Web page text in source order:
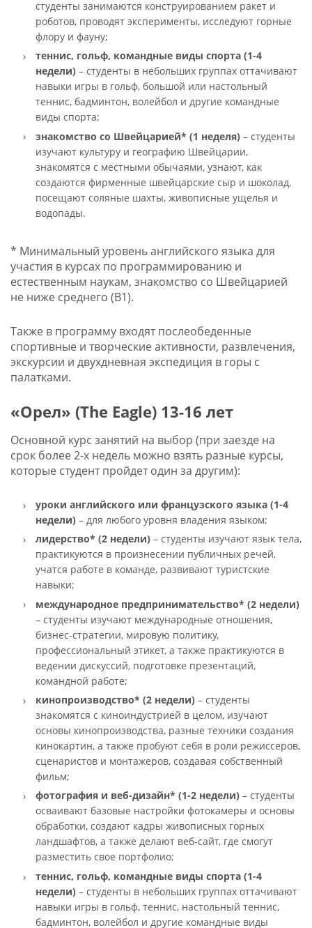
студенты занимаются конструированием ракет и
роботов, проводят эксперименты, исследуют горные
флору и фауну;
теннис, гольф, командные виды спорта (1-4
недели)– студенты в небольших группах оттачивают
навыки игры в гольф, большой или настольный
теннис, бадминтон, волейбол и другие командные
виды спорта;
знакомство со Швейцарией* (1 неделя)– студенты
изучают культуру и географию Швейцарии,
знакомятся с местными обычаями, узнают, как
создаются фирменные швейцарские сыр и шоколад,
посещают соляные шахты, живописные ущелья и
водопады.
* Минимальный уровень английского языка для
участия в курсах по программированию и
естественным наукам, знакомство со Швейцарией
не ниже среднего (B1).
Также в программу входят послеобеденные
спортивные и творческие активности, развлечения,
экскурсии и двухдневная экспедиция в горы с
палатками.
«Орел» (The Eagle) 13-16 лет
Основной курс занятий на выбор (при заезде на
срок более 2-х недель можно взять разные курсы,
которые студент пройдет один за другим):
уроки английского или французского языка (1-4
недели)– для любого уровня владения языком;
лидерство* (2 недели)– студенты изучают язык тела,
практикуются в произнесении публичных речей,
учатся работе в команде, развивают туристские
навыки;
международное предпринимательство* (2 недели)
– студенты изучают международные отношения,
бизнес-стратегии, мировую политику,
профессиональный этикет, а также практикуются в
ведении дискуссий, подготовке презентаций,
командной работе;
кинопроизводство* (2 недели)– студенты
знакомятся с киноиндустрией в целом, изучают
основы кинопроизводства, разные техники создания
кинокартин, а также пробуют себя в роли режиссеров,
сценаристов и монтажеров, создавая собственный
фильм;
фотография и веб-дизайн* (1-2 недели)– студенты
осваивают базовые настройки фотокамеры и основы
обработки, создают кадры живописных горных
ландшафтов, а также делают веб-сайт, где смогут
разместить свое портфолио;
теннис, гольф, командные виды спорта (1-4
недели)– студенты в небольших группах оттачивают
навыки игры в гольф, теннис, настольный теннис,
бадминтон, волейбол и другие командные виды